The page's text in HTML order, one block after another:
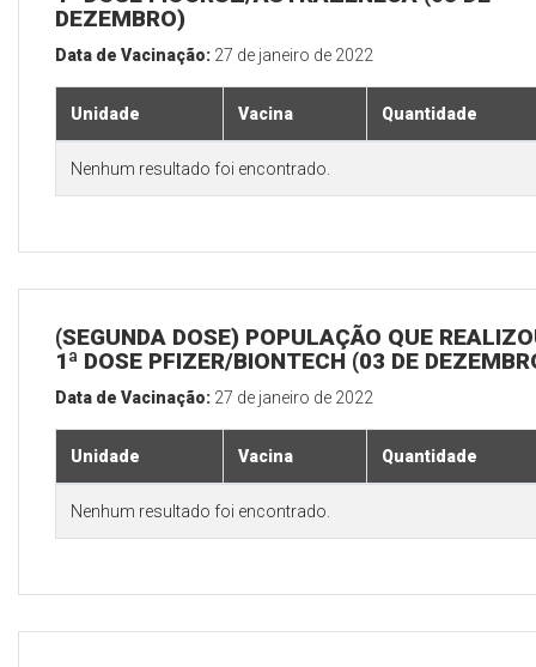
DEZEMBRO)
Data de Vacinação: 27 de janeiro de 2022
Unidade Vacina Quantidade
Nenhum resultado foi encontrado.
(SEGUNDA DOSE) POPULAÇÃO QUE
1ª DOSE PFIZER/BIONTECH (03 DE
Data de Vacinação: 27 de janeiro de 2022
Unidade Vacina Quantidade
Nenhum resultado foi encontrado.